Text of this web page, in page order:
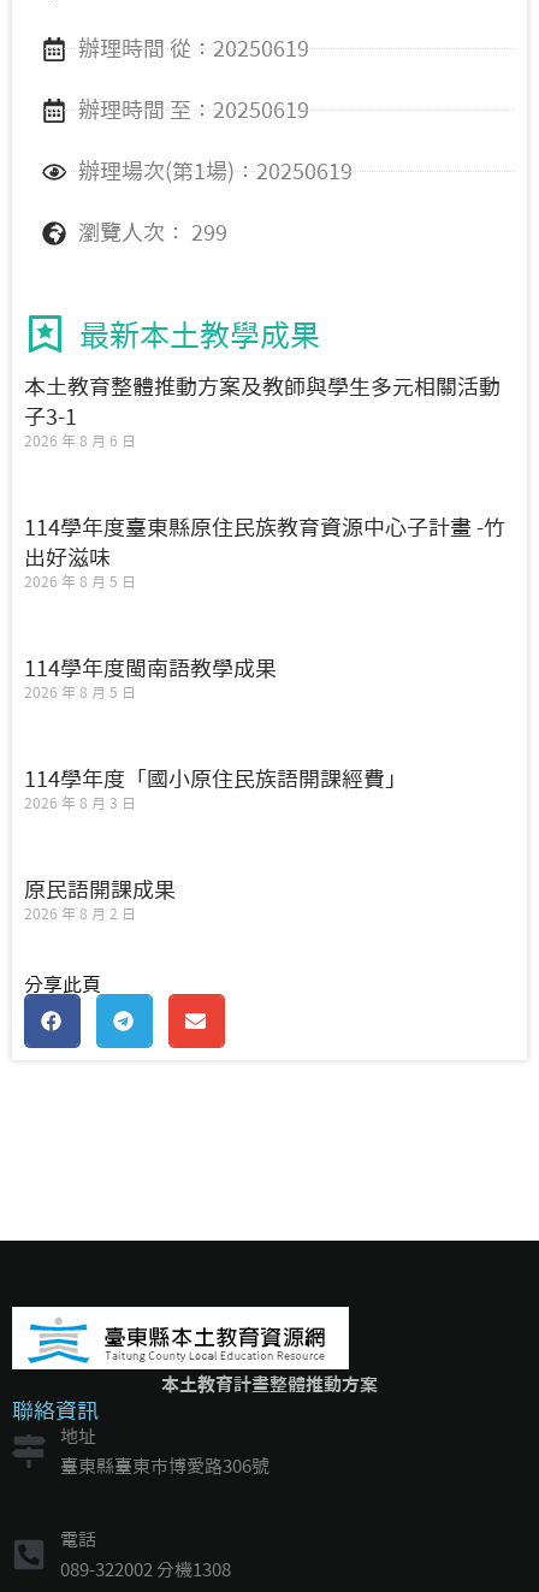
辦理時間 從：20250619
辦理時間 至：20250619
辦理場次(第1場)：20250619
瀏覽人次： 299
最新本土教學成果
本土教育整體推動方案及教師與學生多元相關活動
子3-1
2026 年 8 月 6 日
114學年度臺東縣原住民族教育資源中心子計畫 -竹
出好滋味
2026 年 8 月 5 日
114學年度閩南語教學成果
2026 年 8 月 5 日
114學年度「國小原住民族語開課經費」
2026 年 8 月 3 日
原民語開課成果
2026 年 8 月 2 日
分享此頁
本土教育計畫整體推動方案
聯絡資訊
地址
臺東縣臺東市博愛路306號
電話
089-322002 分機1308